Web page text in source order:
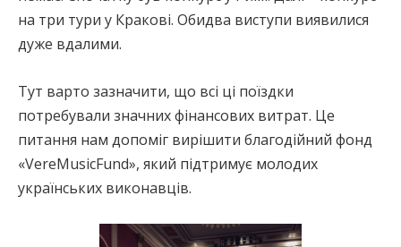
на три тури у Кракові. Обидва виступи виявилися
дуже вдалими.
Тут варто зазначити, що всі ці поїздки
потребували значних фінансових витрат. Це
питання нам допоміг вирішити благодійний фонд
«VereMusicFund», який підтримує молодих
українських виконавців.